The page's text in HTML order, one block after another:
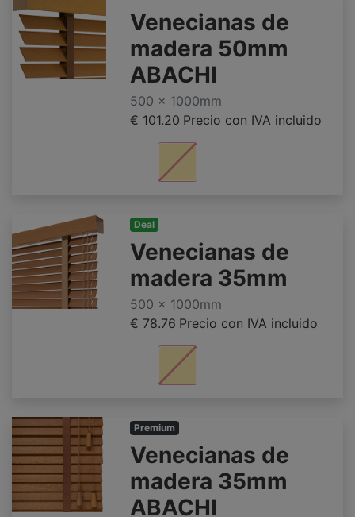
Venecianas de
madera 50mm
ABACHI
500 x 1000mm
€ 101.20 Precio con IVA incluido
Deal
Venecianas de
madera 35mm
500 x 1000mm
€ 78.76 Precio con IVA incluido
Premium
Venecianas de
madera 35mm
ABACHI